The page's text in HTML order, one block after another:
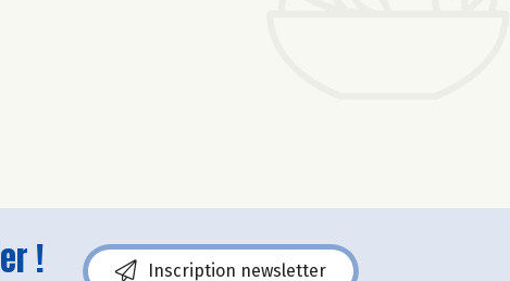
! Inscription newsletter